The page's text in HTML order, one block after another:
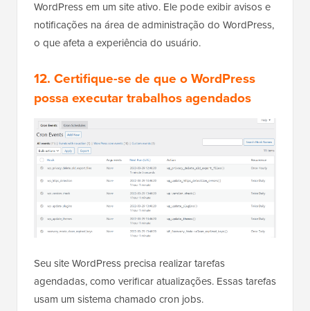
WordPress em um site ativo. Ele pode exibir avisos e
notificações na área de administração do WordPress,
o que afeta a experiência do usuário.
12. Certifique-se de que o WordPress
possa executar trabalhos agendados
Seu site WordPress precisa realizar tarefas
agendadas, como verificar atualizações. Essas tarefas
usam um sistema chamado cron jobs.